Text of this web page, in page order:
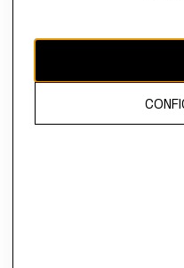
El contenido de esta página
propiedad de H&M Hennes &